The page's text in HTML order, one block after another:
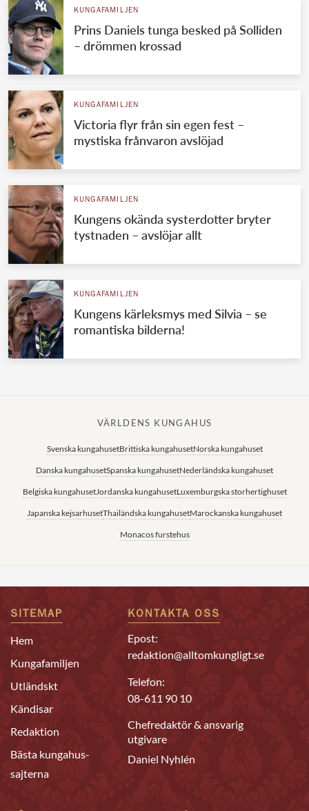
KUNGAFAMILJEN
Prins Daniels tunga besked på Solliden
– drömmen krossad
KUNGAFAMILJEN
Victoria flyr från sin egen fest –
mystiska frånvaron avslöjad
KUNGAFAMILJEN
Kungens okända systerdotter bryter
tystnaden – avslöjar allt
KUNGAFAMILJEN
Kungens kärleksmys med Silvia – se
romantiska bilderna!
VÄRLDENS KUNGAHUS
Svenska kungahusetBrittiska kungahusetNorska kungahuset
Danska kungahusetSpanska kungahusetNederländska kungahuset
Belgiska kungahusetJordanska kungahusetLuxemburgska storhertighuset
Japanska kejsarhusetThailändska kungahusetMarockanska kungahuset
Monacos furstehus
SITEMAP
Hem
Kungafamiljen
Utländskt
Kändisar
Redaktion
Bästa kungahus-
sajterna
KONTAKTA OSS
Epost:
redaktion@alltomkungligt.se
Telefon:
08-611 90 10
Chefredaktör & ansvarig
utgivare
Daniel Nyhlén